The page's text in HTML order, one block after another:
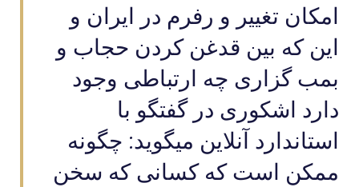
امکان تغییر و رفرم در ایران و
این که بین قدغن کردن حجاب و
بمب گزاری چه ارتباطی وجود
دارد اشکوری در گفتگو با
استاندارد آنلاین میگوید: چگونه
ممکن است که کسانی که سخن